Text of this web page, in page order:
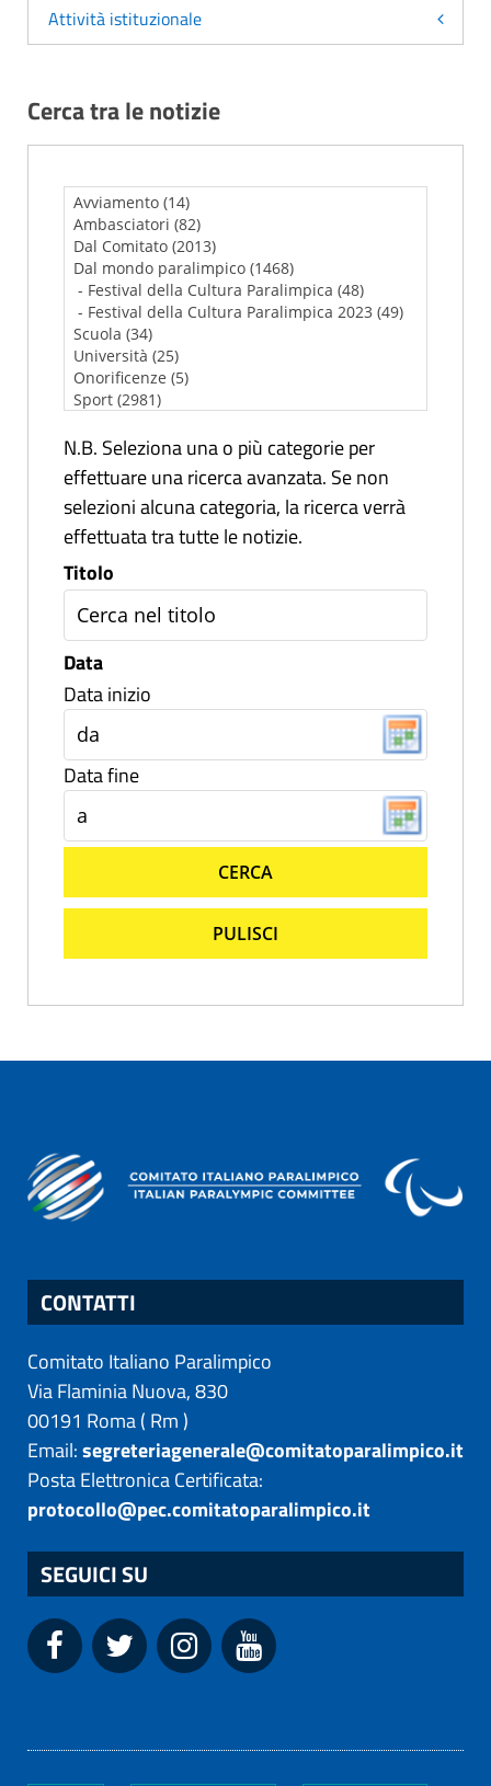
Attività istituzionale
Cerca tra le notizie
N.B. Seleziona una o più categorie per
effettuare una ricerca avanzata. Se non
selezioni alcuna categoria, la ricerca verrà
effettuata tra tutte le notizie.
Titolo
Data
Data inizio
Data fine
CERCA
PULISCI
CONTATTI
Comitato Italiano Paralimpico
Via Flaminia Nuova, 830
00191 Roma( Rm)
Email:segreteriagenerale@comitatoparalimpico.it
Posta Elettronica Certificata:
protocollo@pec.comitatoparalimpico.it
SEGUICI SU